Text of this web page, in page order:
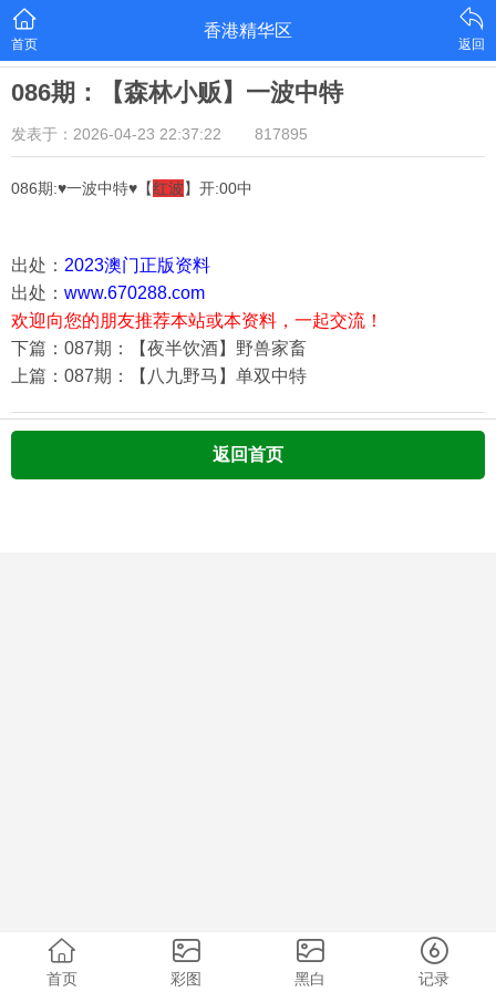
首页
香港精华区
返回
086期：【森林小贩】一波中特
发表于：2026-04-23 22:37:22 817895
086期:♥一波中特♥【红波】开:00中
出处： 2023澳门正版资料
出处： www.670288.com
欢迎向您的朋友推荐本站或本资料，一起交流！
下篇：087期：【夜半饮酒】野兽家畜
上篇：087期：【八九野马】单双中特
返回首页
首页 彩图 黑白 记录